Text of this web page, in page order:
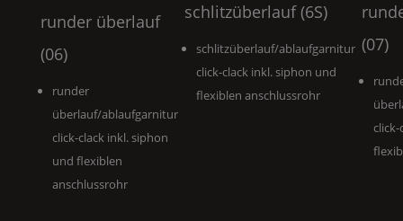
runder überlauf
(06)
runder
überlauf/ablaufgarnitur
click-clack inkl. siphon
und flexiblen
anschlussrohr
schlitzüberlauf (6S)
schlitzüberlauf/ablaufgarnitur
click-clack inkl. siphon und
flexiblen anschlussrohr
(07)